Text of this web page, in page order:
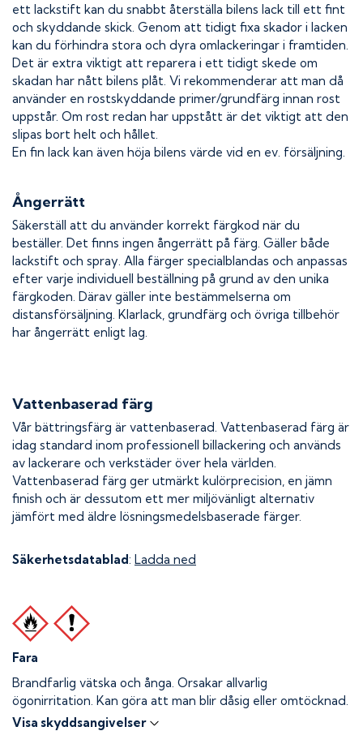
ett lackstift kan du snabbt återställa bilens lack till ett fint
och skyddande skick. Genom att tidigt fixa skador i lacken
kan du förhindra stora och dyra omlackeringar i framtiden.
Det är extra viktigt att reparera i ett tidigt skede om
skadan har nått bilens plåt. Vi rekommenderar att man då
använder en rostskyddande primer/grundfärg innan rost
uppstår. Om rost redan har uppstått är det viktigt att den
slipas bort helt och hållet.
En fin lack kan även höja bilens värde vid en ev. försäljning.
Ångerrätt
Säkerställ att du använder korrekt färgkod när du
beställer. Det finns ingen ångerrätt på färg. Gäller både
lackstift och spray. Alla färger specialblandas och anpassas
efter varje individuell beställning på grund av den unika
färgkoden. Därav gäller inte bestämmelserna om
distansförsäljning. Klarlack, grundfärg och övriga tillbehör
har ångerrätt enligt lag.
Vattenbaserad färg
Vår bättringsfärg är vattenbaserad. Vattenbaserad färg är
idag standard inom professionell billackering och används
av lackerare och verkstäder över hela världen.
Vattenbaserad färg ger utmärkt kulörprecision, en jämn
finish och är dessutom ett mer miljövänligt alternativ
jämfört med äldre lösningsmedelsbaserade färger.
Säkerhetsdatablad: Ladda ned
Fara
Brandfarlig vätska och ånga. Orsakar allvarlig
ögonirritation. Kan göra att man blir dåsig eller omtöcknad.
Visa skyddsangivelser